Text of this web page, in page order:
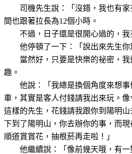
司機先生說：「沒錯，我也有
間也跟著拉長為12個小時。
不過，日子還是很開心過的，我
他停頓了一下：「說出來先生你
當然好，只要是快樂的祕密，我
趣。
他說：「我總是換個角度來想事
車，其實是客人付錢請我出來玩。
這樣的先生，花錢請我跟你到陽明
下到了陽明山，你去辦你的事，而
順道賞賞花，抽根菸再走啦！」
他繼續說：「像前幾天哦，有一